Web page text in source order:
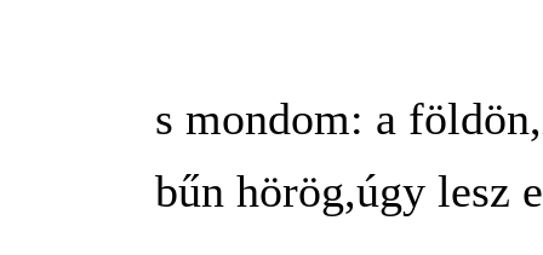
s mondom: a
bűn hörög,úgy lesz